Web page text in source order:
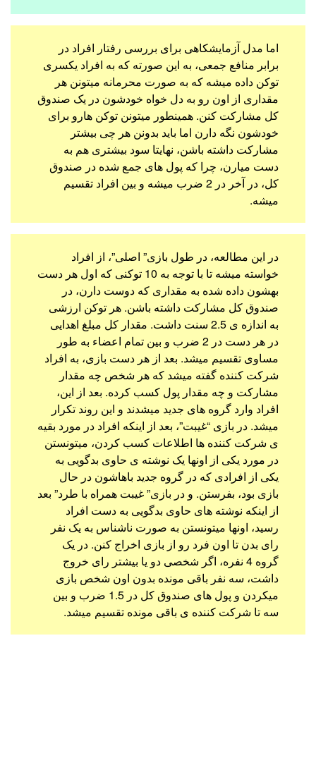
اما مدل آزمایشکاهی برای بررسی رفتار افراد در
برابر منافع جمعی، به این صورته که به افراد یکسری
توکن داده میشه که به صورت محرمانه میتونن هر
مقداری از اون رو به دل خواه خودشون در یک صندوق
کل مشارکت کنن. همینطور میتونن توکن هارو برای
خودشون نگه دارن اما باید بدونن هر چی بیشتر
مشارکت داشته باشن، نهایتا سود بیشتری هم به
دست میارن، چرا که پول های جمع شده در صندوق
کل، در آخر در 2 ضرب میشه و بین افراد تقسیم
میشه.
در این مطالعه، در طول بازی” اصلی”، از افراد
خواسته میشه تا با توجه به 10 توکنی که اول هر دست
بهشون داده شده به مقداری که دوست دارن، در
صندوق کل مشارکت داشته باشن. هر توکن ارزشی
به اندازه ی 2.5 سنت داشت. مقدار کل مبلغ اهدایی
در هر دست در 2 ضرب و بین تمام اعضاء به طور
مساوی تقسیم میشد. بعد از هر دست بازی، به افراد
شرکت کننده گفته میشد که هر شخص چه مقدار
مشارکت و چه مقدار پول کسب کرده. بعد از این،
افراد وارد گروه های جدید میشدند و این روند تکرار
میشد. در بازی “غیبت”، بعد از اینکه افراد در مورد بقیه
ی شرکت کننده ها اطلاعات کسب کردن، میتونستن
در مورد یکی از اونها یک نوشته ی حاوی بدگویی به
یکی از افرادی که در گروه جدید باهاشون در حال
بازی بود، بفرستن. و در بازی” غیبت همراه با طرد” بعد
از اینکه نوشته های حاوی بدگویی به دست افراد
رسید، اونها میتونستن به صورت ناشناس به یک نفر
رای بدن تا اون فرد رو از بازی اخراج کنن. در یک
گروه 4 نفره، اگر شخصی دو یا بیشتر رای خروج
داشت، سه نفر باقی مونده بدون اون شخص بازی
میکردن و پول های صندوق کل در 1.5 ضرب و بین
سه تا شرکت کننده ی باقی مونده تقسیم میشد.